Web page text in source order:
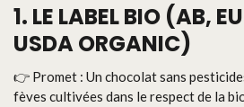
1. LE LABEL BIO (AB,
USDA ORGANIC)
👉 Promet : Un chocolat sans
fèves cultivées dans le respect de la